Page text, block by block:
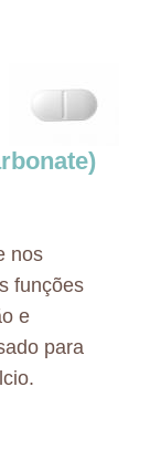
nos
funções
e
para